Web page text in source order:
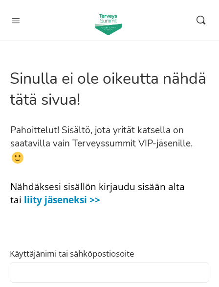
Sinulla ei ole oikeutta nähdä
tätä sivua!
Pahoittelut! Sisältö, jota yrität katsella on
saatavilla vain Terveyssummit VIP-jäsenille.
Nähdäksesi sisällön kirjaudu sisään alta
tai liity jäseneksi >>
Käyttäjänimi tai sähköpostiosoite